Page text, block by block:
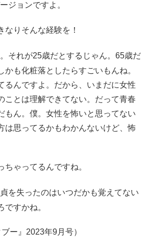
ジョンですよ。
りそんな経験を！
それが25歳だとするじゃん。65歳だ
も化粧落としたらすごいもんね。
るんですよ。だから、いまだに女性
ことは理解できてない。だって青春
もん。僕。女性を怖いと思ってない
は思ってるかもわかんないけど、怖
ゃってるんですね。
を失ったのはいつだかも覚えてない
ですかね。
ー』2023年9月号）